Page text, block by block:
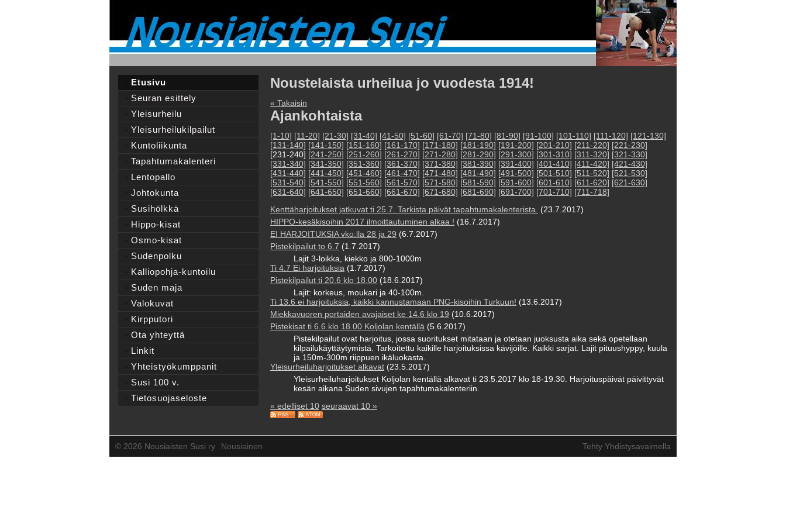
Noustelaista urheilua jo vuodesta 1914!
« Takaisin
Ajankohtaista
[1-10] [11-20] [21-30] [31-40] [41-50] [51-60] [61-70] [71-80] [81-90] [91-100] [101-110] [111-120] [121-130]
[131-140] [141-150] [151-160] [161-170] [171-180] [181-190] [191-200] [201-210] [211-220] [221-230]
[231-240] [241-250] [251-260] [261-270] [271-280] [281-290] [291-300] [301-310] [311-320] [321-330]
[331-340] [341-350] [351-360] [361-370] [371-380] [381-390] [391-400] [401-410] [411-420] [421-430]
[431-440] [441-450] [451-460] [461-470] [471-480] [481-490] [491-500] [501-510] [511-520] [521-530]
[531-540] [541-550] [551-560] [561-570] [571-580] [581-590] [591-600] [601-610] [611-620] [621-630]
[631-640] [641-650] [651-660] [661-670] [671-680] [681-690] [691-700] [701-710] [711-718]
Kenttäharjoitukset jatkuvat ti 25.7. Tarkista päivät tapahtumakalenterista.
(23.7.2017)
HIPPO-kesäkisoihin 2017 ilmoittautuminen alkaa ! (16.7.2017)
EI HARJOITUKSIA vko:lla 28 ja 29 (6.7.2017)
Pistekilpailut to 6.7 (1.7.2017)
Lajit 3-loikka, kiekko ja 800-1000m
Ti 4.7 Ei harjoituksia (1.7.2017)
Pistekilpailut ti 20.6 klo 18.00 (18.6.2017)
Lajit: korkeus, moukari ja 40-100m.
Ti 13.6 ei harjoituksia, kaikki kannustamaan PNG-kisoihin Turkuun! (13.6.2017)
Miekkavuoren portaiden avajaiset ke 14.6 klo 19 (10.6.2017)
Pistekisat ti 6.6 klo 18.00 Koljolan kentällä (5.6.2017)
Pistekilpailut ovat harjoitus, jossa suoritukset mitataan ja otetaan juoksusta aika sekä opetellaan
kilpailukäyttäytymistä. Tarkoitettu kaikille harjoituksissa kävijöille. Kaikki sarjat. Lajit pituushyppy, kuula
ja 150m-300m riippuen ikäluokasta.
Yleisurheiluharjoitukset alkavat (23.5.2017)
Yleisurheiluharjoitukset Koljolan kentällä alkavat ti 23.5.2017 klo 18-19.30. Harjoituspäivät päivittyvät
kesän aikana Suden sivujen tapahtumakalenteriin.
« edelliset 10 seuraavat 10 »
Etusivu
Seuran esittely
Yleisurheilu
Yleisurheilukilpailut
Kuntoliikunta
Tapahtumakalenteri
Lentopallo
Johtokunta
Susihölkkä
Hippo-kisat
Osmo-kisat
Sudenpolku
Kalliopohja-kuntoilu
Suden maja
Valokuvat
Kirpputori
Ota yhteyttä
Linkit
Yhteistyökumppanit
Susi 100 v.
Tietosuojaseloste
Tehty Yhdistysavaimella
© 2026 Nousiaisten Susi ry Nousiainen